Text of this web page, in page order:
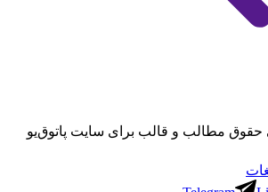
حقوق مطالب و قالب برای سایت پاتوق‌یو